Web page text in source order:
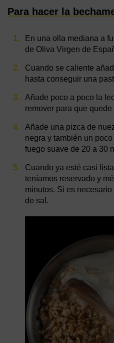
Para hacer la
En una olla mediana a
de Oliva Virgen de
Cuando se caliente
hasta conseguir una
Añade poco a poco la
remover para que
Añade una pizca de
negra y también un
fuego suave de 20 a 30
Cuando ya esté casi
teníamos reservado y
minutos. Si es
de sal.